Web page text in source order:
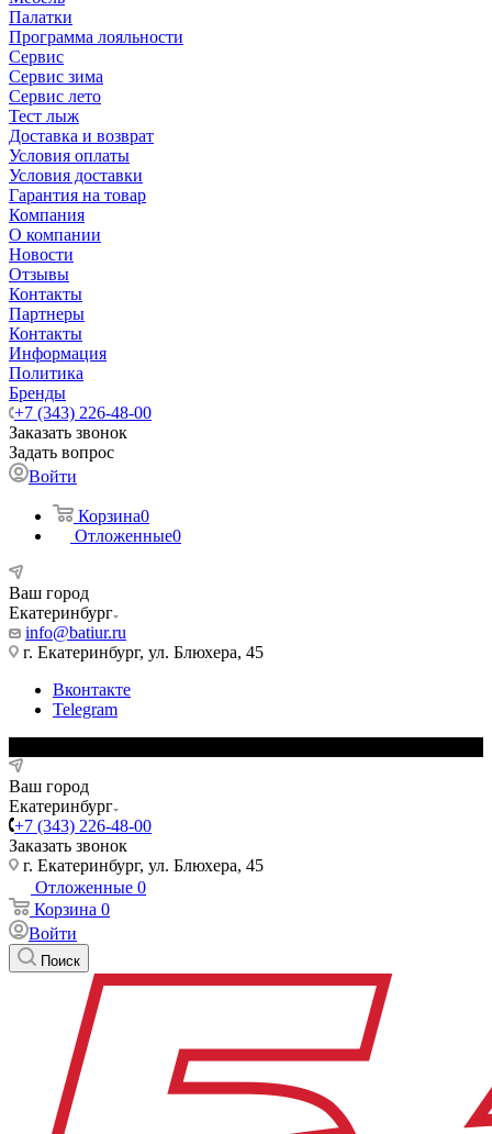
Палатки
Программа лояльности
Сервис
Сервис зима
Сервис лето
Тест лыж
Доставка и возврат
Условия оплаты
Условия доставки
Гарантия на товар
Компания
О компании
Новости
Отзывы
Контакты
Партнеры
Контакты
Информация
Политика
Бренды
+7 (343) 226-48-00
Заказать звонок
Задать вопрос
Войти
Корзина0
Отложенные0
Ваш город
Екатеринбург
info@batiur.ru
г. Екатеринбург, ул. Блюхера, 45
Вконтакте
Telegram
Ваш город
Екатеринбург
+7 (343) 226-48-00
Заказать звонок
г. Екатеринбург, ул. Блюхера, 45
Отложенные 0
Корзина 0
Войти
Поиск